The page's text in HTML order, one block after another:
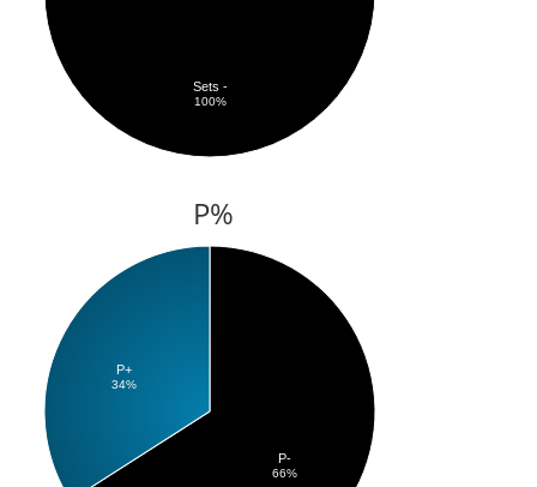
Sets -
100%
P%
P-
66%
P+
34%